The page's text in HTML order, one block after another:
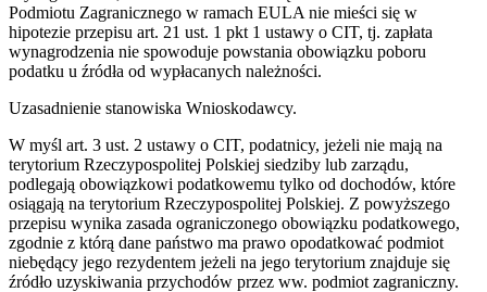
Podmiotu Zagranicznego w ramach EULA nie mieści się w
hipotezie przepisu art. 21 ust. 1 pkt 1 ustawy o CIT, tj. zapłata
wynagrodzenia nie spowoduje powstania obowiązku poboru
podatku u źródła od wypłacanych należności.
Uzasadnienie stanowiska Wnioskodawcy.
W myśl art. 3 ust. 2 ustawy o CIT, podatnicy, jeżeli nie mają na
terytorium Rzeczypospolitej Polskiej siedziby lub zarządu,
podlegają obowiązkowi podatkowemu tylko od dochodów, które
osiągają na terytorium Rzeczypospolitej Polskiej. Z powyższego
przepisu wynika zasada ograniczonego obowiązku podatkowego,
zgodnie z którą dane państwo ma prawo opodatkować podmiot
niebędący jego rezydentem jeżeli na jego terytorium znajduje się
źródło uzyskiwania przychodów przez ww. podmiot zagraniczny.